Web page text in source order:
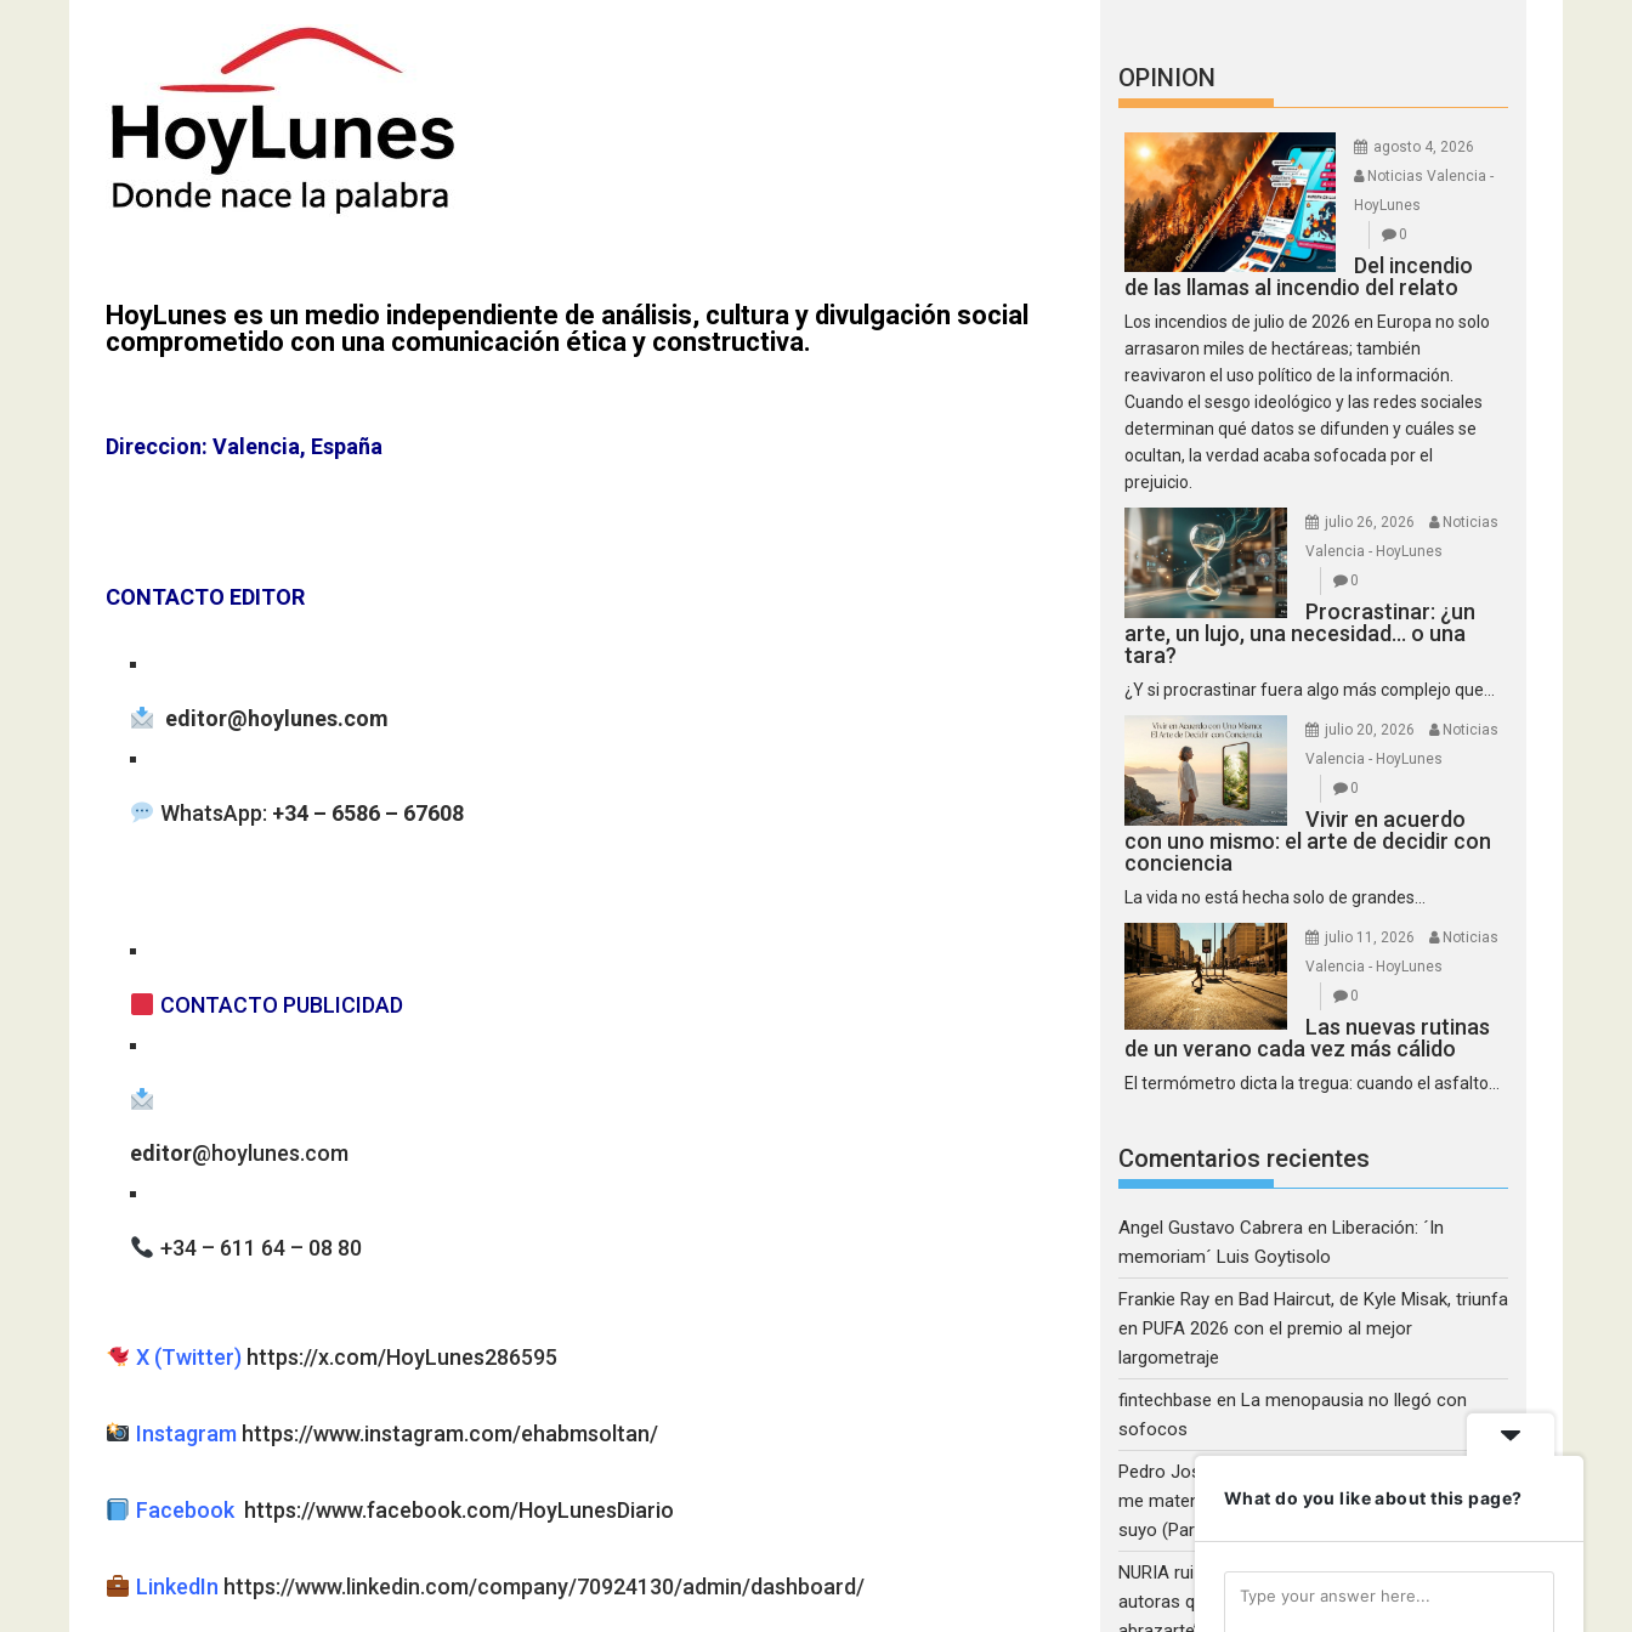
HoyLunes es un medio independiente de análisis, cultura y divulgación social
comprometido con una comunicación ética y constructiva.
Direccion: Valencia, España
CONTACTO EDITOR
editor@hoylunes.com
WhatsApp: +34 – 6586 – 67608
CONTACTO PUBLICIDAD
editor@hoylunes.com
+34 – 611 64 – 08 80
X (Twitter) https://x.com/HoyLunes286595
Instagramhttps://www.instagram.com/ehabmsoltan/
Facebook https://www.facebook.com/HoyLunesDiario
LinkedIn https://www.linkedin.com/company/70924130/admin/dashboard/
OPINION
agosto 4, 2026
Noticias Valencia -
HoyLunes
0
Del incendio
de las llamas al incendio del relato
Los incendios de julio de 2026 en Europa no solo
arrasaron miles de hectáreas; también
reavivaron el uso político de la información.
Cuando el sesgo ideológico y las redes sociales
determinan qué datos se difunden y cuáles se
ocultan, la verdad acaba sofocada por el
prejuicio.
julio 26, 2026
Noticias
Valencia - HoyLunes
0
Procrastinar: ¿un
arte, un lujo, una necesidad… o una
tara?
¿Y si procrastinar fuera algo más complejo que...
julio 20, 2026
Noticias
Valencia - HoyLunes
0
Vivir en acuerdo
con uno mismo: el arte de decidir con
conciencia
La vida no está hecha solo de grandes...
julio 11, 2026
Noticias
Valencia - HoyLunes
0
Las nuevas rutinas
de un verano cada vez más cálido
El termómetro dicta la tregua: cuando el asfalto...
Comentarios recientes
Angel Gustavo Cabrera en Liberación: ´In
memoriam´ Luis Goytisolo
Frankie Ray en Bad Haircut, de Kyle Misak, triunfa
en PUFA 2026 con el premio al mejor
largometraje
fintechbase en La menopausia no llegó con
sofocos
Pedro José Camacho Barrios
me maten!»: El Rulfo que el cine venezolano hizo
suyo (Parte 2)
NURIA ruiz fernandezenLibros que nadie lee y
autoras que no hacen ruido: Redescubriendo ‘Y
What do you like about this page?